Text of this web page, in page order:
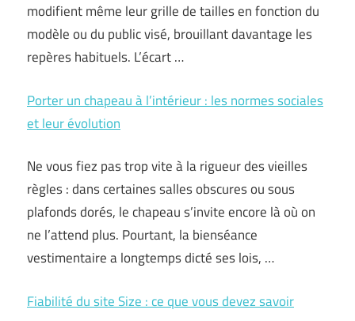
modifient même leur grille de tailles en fonction du
modèle ou du public visé, brouillant davantage les
repères habituels. L’écart …
Porter un chapeau à l’intérieur : les normes sociales
et leur évolution
Ne vous fiez pas trop vite à la rigueur des vieilles
règles : dans certaines salles obscures ou sous
plafonds dorés, le chapeau s’invite encore là où on
ne l’attend plus. Pourtant, la bienséance
vestimentaire a longtemps dicté ses lois, …
Fiabilité du site Size : ce que vous devez savoir